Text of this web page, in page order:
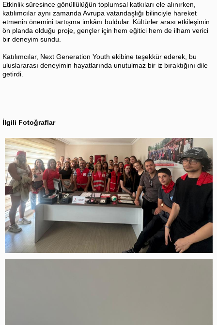
Etkinlik süresince gönüllülüğün toplumsal katkıları ele alınırken,
katılımcılar aynı zamanda Avrupa vatandaşlığı bilinciyle hareket
etmenin önemini tartışma imkânı buldular. Kültürler arası etkileşimin
ön planda olduğu proje, gençler için hem eğitici hem de ilham verici
bir deneyim sundu.
Katılımcılar, Next Generation Youth ekibine teşekkür ederek, bu
uluslararası deneyimin hayatlarında unutulmaz bir iz bıraktığını dile
getirdi.
İlgili Fotoğraflar